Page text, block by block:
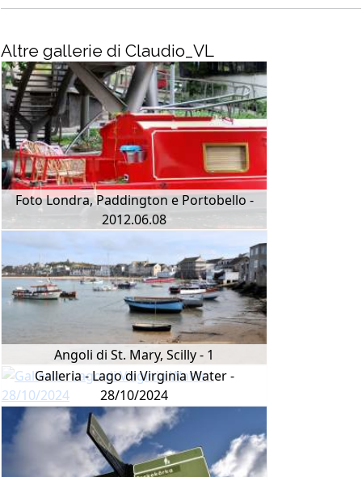
Altre gallerie di Claudio_VL
Foto Londra, Paddington e Portobello -
2012.06.08
Angoli di St. Mary, Scilly - 1
Galleria - Lago di Virginia Water -
28/10/2024